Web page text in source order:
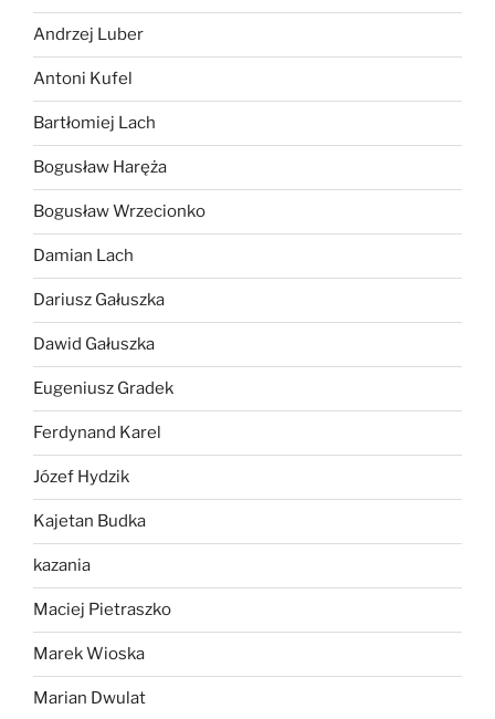
Andrzej Luber
Antoni Kufel
Bartłomiej Lach
Bogusław Haręża
Bogusław Wrzecionko
Damian Lach
Dariusz Gałuszka
Dawid Gałuszka
Eugeniusz Gradek
Ferdynand Karel
Józef Hydzik
Kajetan Budka
kazania
Maciej Pietraszko
Marek Wioska
Marian Dwulat